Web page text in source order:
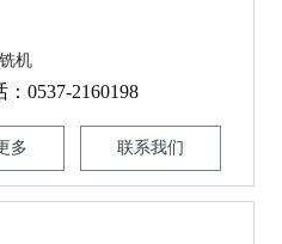
机
：0537-2160198
多 联系我们